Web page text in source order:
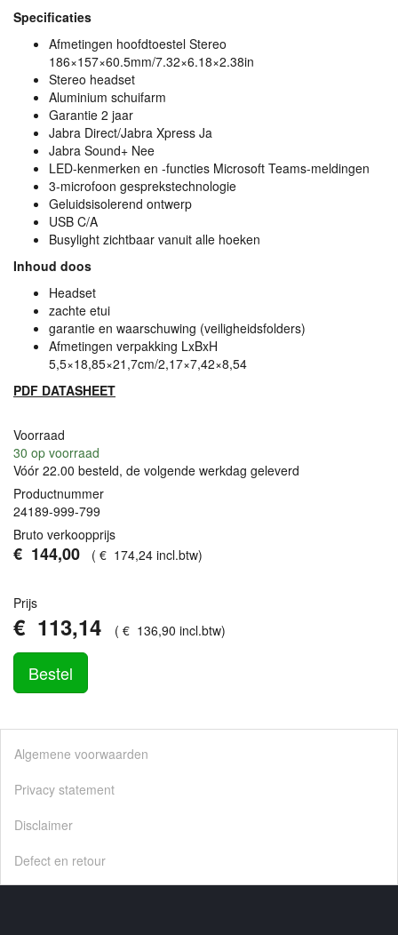
Specificaties
Afmetingen hoofdtoestel Stereo
186×157×60.5mm/7.32×6.18×2.38in
Stereo headset
Aluminium schuifarm
Garantie 2 jaar
Jabra Direct/Jabra Xpress Ja
Jabra Sound+ Nee
LED-kenmerken en -functies Microsoft Teams-meldingen
3-microfoon gesprekstechnologie
Geluidsisolerend ontwerp
USB C/A
Busylight zichtbaar vanuit alle hoeken
Inhoud doos
Headset
zachte etui
garantie en waarschuwing (veiligheidsfolders)
Afmetingen verpakking LxBxH
5,5×18,85×21,7cm/2,17×7,42×8,54
PDF DATASHEET
Voorraad
30 op voorraad
Vóór 22.00 besteld, de volgende werkdag geleverd
Productnummer
24189-999-799
Bruto verkoopprijs
€ 144,00 ( € 174,24 incl.btw)
Prijs
€ 113,14 ( € 136,90 incl.btw)
Bestel
Algemene voorwaarden
Privacy statement
Disclaimer
Defect en retour